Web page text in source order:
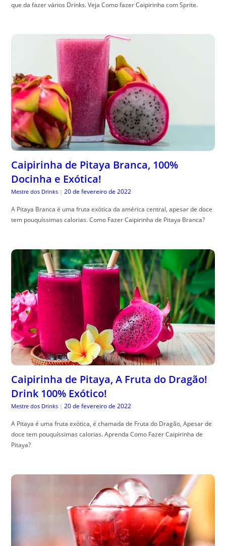
que da fazer vários Drinks. Veja Como fazer Caipirinha com Sprite.
Caipirinha de Pitaya Branca, 100%
Docinha e Exótica!
Mestre dos Drinks | 20 de fevereiro de 2022
A Pitaya Branca é uma fruta exótica da américa central, apesar de doce
tem pouquíssimas calorias. Como Fazer Caipirinha de Pitaya Branca?
Caipirinha de Pitaya, A Fruta do Dragão!
Drink 100% Exótico!
Mestre dos Drinks | 20 de fevereiro de 2022
A Pitaya é uma fruta exótica, é chamada de Fruta do Dragão, Apesar de
doce tem pouquíssimas calorias. Aprenda Como Fazer Caipirinha de
Pitaya?